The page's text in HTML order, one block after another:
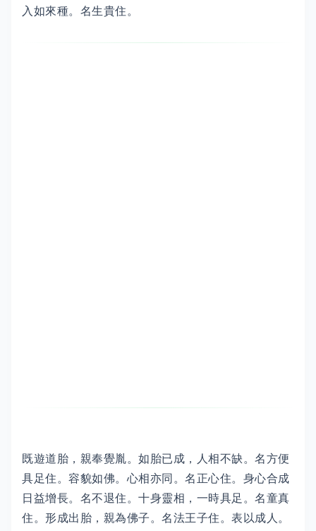
入如來種。名生貴住。
既遊道胎，親奉覺胤。如胎已成，人相不缺。名方便
具足住。容貌如佛。心相亦同。名正心住。身心合成
日益增長。名不退住。十身靈相，一時具足。名童真
住。形成出胎，親為佛子。名法王子住。表以成人。